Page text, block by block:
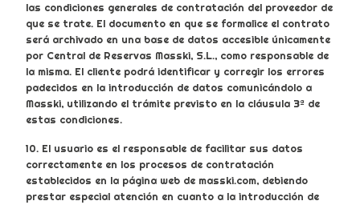
las condiciones generales de contratación del proveedor de
que se trate. El documento en que se formalice el contrato
será archivado en una base de datos accesible únicamente
por Central de Reservas Masski, S.L., como responsable de
la misma. El cliente podrá identificar y corregir los errores
padecidos en la introducción de datos comunicándolo a
Masski, utilizando el trámite previsto en la cláusula 3ª de
estas condiciones.
10. El usuario es el responsable de facilitar sus datos
correctamente en los procesos de contratación
establecidos en la página web de masski.com, debiendo
prestar especial atención en cuanto a la introducción de